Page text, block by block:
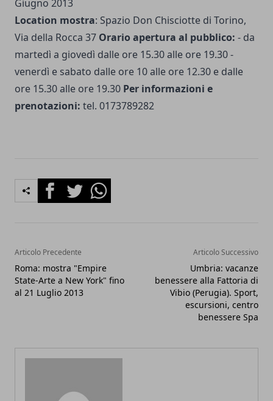
Giugno 2013
Location mostra: Spazio Don Chisciotte di Torino,
Via della Rocca 37 Orario apertura al pubblico: - da
martedì a giovedì dalle ore 15.30 alle ore 19.30 -
venerdì e sabato dalle ore 10 alle ore 12.30 e dalle
ore 15.30 alle ore 19.30 Per informazioni e
prenotazioni: tel. 0173789282
FacebookTwitterWhatsapp
Articolo Precedente
Roma: mostra "Empire
State-Arte a New York" fino
al 21 Luglio 2013
Articolo Successivo
Umbria: vacanze
benessere alla Fattoria di
Vibio (Perugia). Sport,
escursioni, centro
benessere Spa